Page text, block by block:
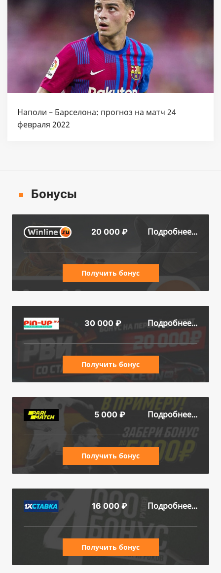
Наполи – Барселона: прогноз на матч 24
февраля 2022
Бонусы
20 000 ₽ Подробнее...
Получить бонус
30 000 ₽ Подробнее...
Получить бонус
5 000 ₽ Подробнее...
Получить бонус
16 000 ₽ Подробнее...
Получить бонус